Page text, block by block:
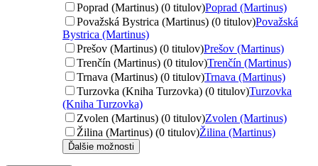
Poprad (Martinus) (0 titulov)Poprad (Martinus)
Považská Bystrica (Martinus) (0 titulov)Považská
Bystrica (Martinus)
Prešov (Martinus) (0 titulov)Prešov (Martinus)
Trenčín (Martinus) (0 titulov)Trenčín (Martinus)
Trnava (Martinus) (0 titulov)Trnava (Martinus)
Turzovka (Kniha Turzovka) (0 titulov)Turzovka
(Kniha Turzovka)
Zvolen (Martinus) (0 titulov)Zvolen (Martinus)
Žilina (Martinus) (0 titulov)Žilina (Martinus)
Ďalšie možnosti